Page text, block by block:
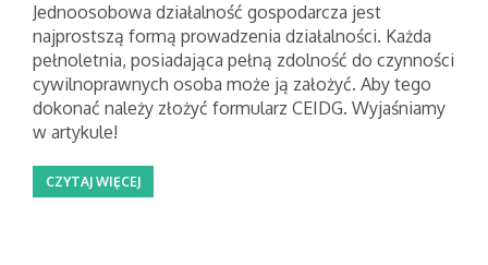
Jednoosobowa działalność gospodarcza jest
najprostszą formą prowadzenia działalności. Każda
pełnoletnia, posiadająca pełną zdolność do czynności
cywilnoprawnych osoba może ją założyć. Aby tego
dokonać należy złożyć formularz CEIDG. Wyjaśniamy
w artykule!
CZYTAJ WIĘCEJ